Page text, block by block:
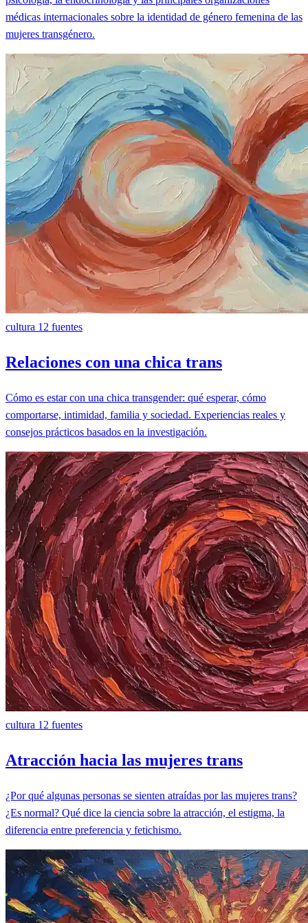
médicas internacionales sobre la identidad de género femenina de las
mujeres transgénero.
cultura 12 fuentes
Relaciones con una chica trans
Cómo es estar con una chica transgender: qué esperar, cómo
comportarse, intimidad, familia y sociedad. Experiencias reales y
consejos prácticos basados en la investigación.
cultura 12 fuentes
Atracción hacia las mujeres trans
¿Por qué algunas personas se sienten atraídas por las mujeres trans?
¿Es normal? Qué dice la ciencia sobre la atracción, el estigma, la
diferencia entre preferencia y fetichismo.